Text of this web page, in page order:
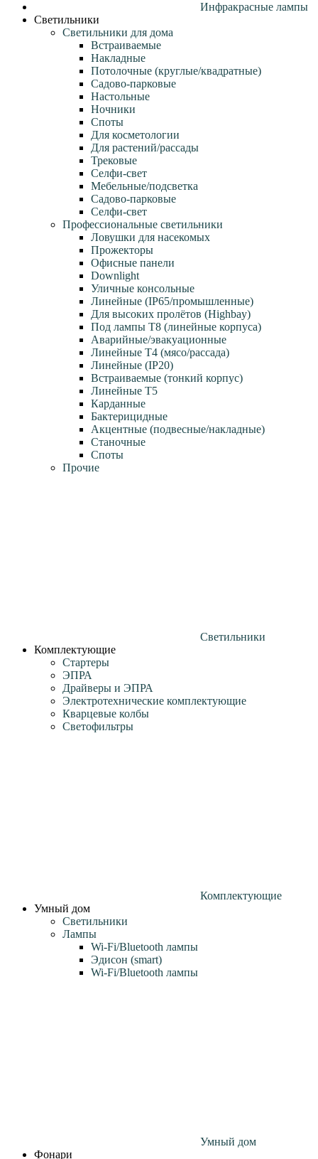
Инфракрасные лампы
Светильники
Светильники для дома
Встраиваемые
Накладные
Потолочные (круглые/квадратные)
Садово‑парковые
Настольные
Ночники
Споты
Для косметологии
Для растений/рассады
Трековые
Селфи‑свет
Мебельные/подсветка
Садово-парковые
Селфи-свет
Профессиональные светильники
Ловушки для насекомых
Прожекторы
Офисные панели
Downlight
Уличные консольные
Линейные (IP65/промышленные)
Для высоких пролётов (Highbay)
Под лампы T8 (линейные корпуса)
Аварийные/эвакуационные
Линейные T4 (мясо/рассада)
Линейные (IP20)
Встраиваемые (тонкий корпус)
Линейные T5
Карданные
Бактерицидные
Акцентные (подвесные/накладные)
Станочные
Споты
Прочие
Светильники
Комплектующие
Стартеры
ЭПРА
Драйверы и ЭПРА
Электротехнические комплектующие
Кварцевые колбы
Светофильтры
Комплектующие
Умный дом
Светильники
Лампы
Wi‑Fi/Bluetooth лампы
Эдисон (smart)
Wi-Fi/Bluetooth лампы
Умный дом
Фонари